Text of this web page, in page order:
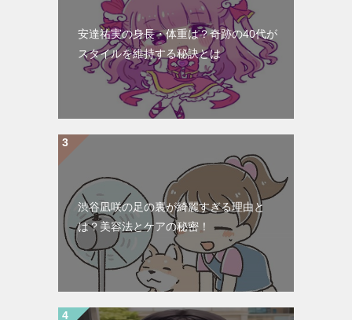
安達祐実の身長・体重は？奇跡の40代が
スタイルを維持する秘訣とは
渋谷凪咲の足の裏が綺麗すぎる理由と
は？美容法とケアの秘密！